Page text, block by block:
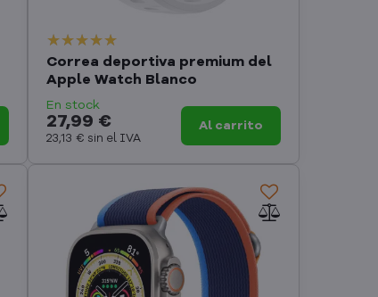
Correa deportiva premium del
Apple Watch Blanco
En stock
27,99 €
23,13 € sin el IVA
Al carrito